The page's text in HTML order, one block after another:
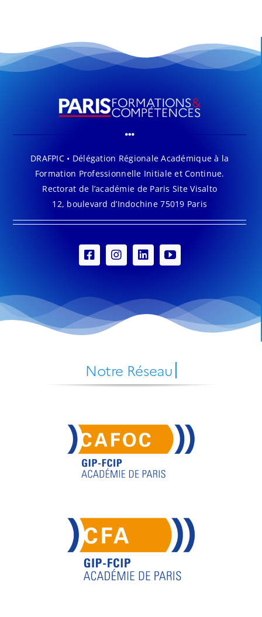
DRAFPIC • Délégation Régionale Académique à la
Formation Professionnelle Initiale et Continue.
Rectorat de l’académie de Paris Site Visalto
12, boulevard d’Indochine 75019 Paris